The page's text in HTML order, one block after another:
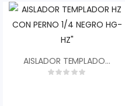
AISLADOR TEMPLADOR HZ CON PERNO 1/4 NEGRO HG-HZ»